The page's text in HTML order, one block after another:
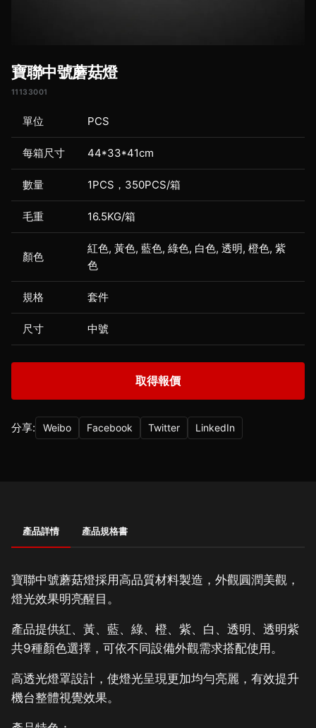
寶聯中號蘑菇燈
11133001
單位 PCS
每箱尺寸 44*33*41cm
數量 1PCS，350PCS/箱
毛重 16.5KG/箱
顏色
紅色, 黃色, 藍色, 綠色, 白色, 透明, 橙色, 紫
色
規格 套件
尺寸 中號
取得報價
分享: Weibo Facebook Twitter LinkedIn
產品詳情 產品規格書
寶聯中號蘑菇燈採用高品質材料製造，外觀圓潤美觀，
燈光效果明亮醒目。
產品提供紅、黃、藍、綠、橙、紫、白、透明、透明紫
共9種顏色選擇，可依不同設備外觀需求搭配使用。
高透光燈罩設計，使燈光呈現更加均勻亮麗，有效提升
機台整體視覺效果。